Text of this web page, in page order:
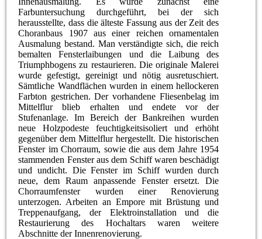
Farbuntersuchung durchgeführt, bei der sich
herausstellte, dass die älteste Fassung aus der Zeit des
Choranbaus 1907 aus einer reichen ornamentalen
Ausmalung bestand. Man verständigte sich, die reich
bemalten Fensterlaibungen und die Laibung des
Triumphbogens zu restaurieren. Die originale Malerei
wurde gefestigt, gereinigt und nötig ausretuschiert.
Sämtliche Wandflächen wurden in einem hellockeren
Farbton gestrichen. Der vorhandene Fliesenbelag im
Mittelflur blieb erhalten und endete vor der
Stufenanlage. Im Bereich der Bankreihen wurden
neue Holzpodeste feuchtigkeitsisoliert und erhöht
gegenüber dem Mittelflur hergestellt. Die historischen
Fenster im Chorraum, sowie die aus dem Jahre 1954
stammenden Fenster aus dem Schiff waren beschädigt
und undicht. Die Fenster im Schiff wurden durch
neue, dem Raum anpassende Fenster ersetzt. Die
Chorraumfenster wurden einer Renovierung
unterzogen. Arbeiten an Empore mit Brüstung und
Treppenaufgang, der Elektroinstallation und die
Restaurierung des Hochaltars waren weitere
Abschnitte der Innenrenovierung.